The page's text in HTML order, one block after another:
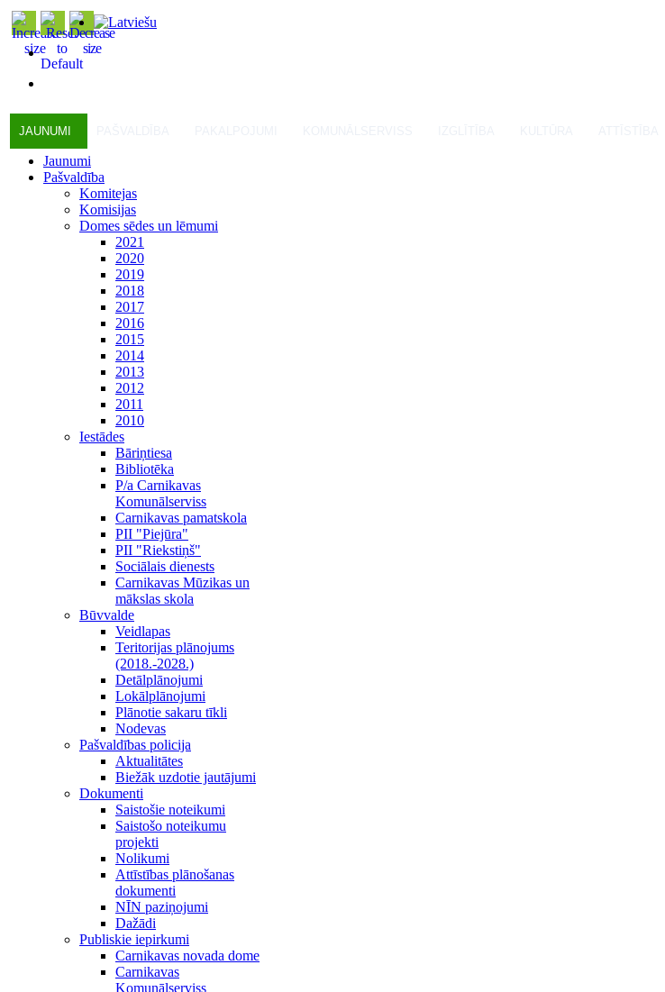
JAUNUMI
Jaunumi
Pašvaldība
Komitejas
Komisijas
Domes sēdes un lēmumi
2021
2020
2019
2018
2017
2016
2015
2014
2013
2012
2011
2010
Iestādes
Bāriņtiesa
Bibliotēka
P/a Carnikavas
Komunālserviss
Carnikavas pamatskola
PII "Piejūra"
PII "Riekstiņš"
Sociālais dienests
Carnikavas Mūzikas un
mākslas skola
Būvvalde
Veidlapas
Teritorijas plānojums
(2018.-2028.)
Detālplānojumi
Lokālplānojumi
Plānotie sakaru tīkli
Nodevas
Pašvaldības policija
Aktualitātes
Biežāk uzdotie jautājumi
Dokumenti
Saistošie noteikumi
Saistošo noteikumu
projekti
Nolikumi
Attīstības plānošanas
dokumenti
NĪN paziņojumi
Dažādi
Publiskie iepirkumi
Carnikavas novada dome
Carnikavas
Komunālserviss